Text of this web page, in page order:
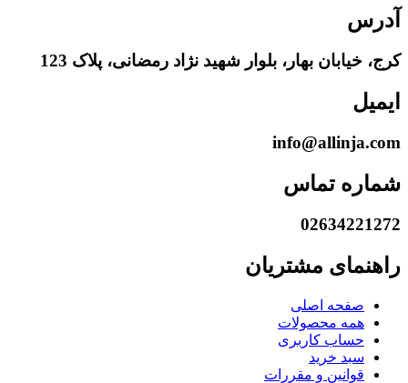
آدرس
کرج، خیابان بهار، بلوار شهید نژاد رمضانی، پلاک 123
ایمیل
info@allinja.com
شماره تماس
02634221272
راهنمای مشتریان
صفحه اصلی
همه محصولات
حساب کاربری
سبد خرید
قوانین و مقررات